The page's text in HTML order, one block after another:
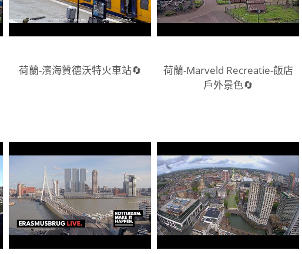
荷蘭-濱海贊德沃特火車站🔄
荷蘭-Marveld Recreatie-飯店
戶外景色🔄